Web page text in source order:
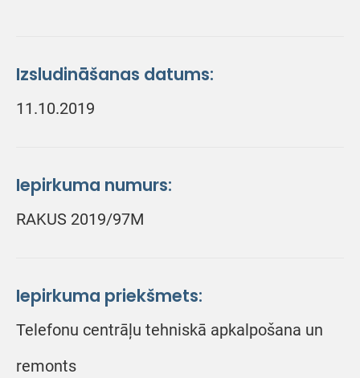
Izsludināšanas datums:
11.10.2019
Iepirkuma numurs:
RAKUS 2019/97M
Iepirkuma priekšmets:
Telefonu centrāļu tehniskā apkalpošana un
remonts